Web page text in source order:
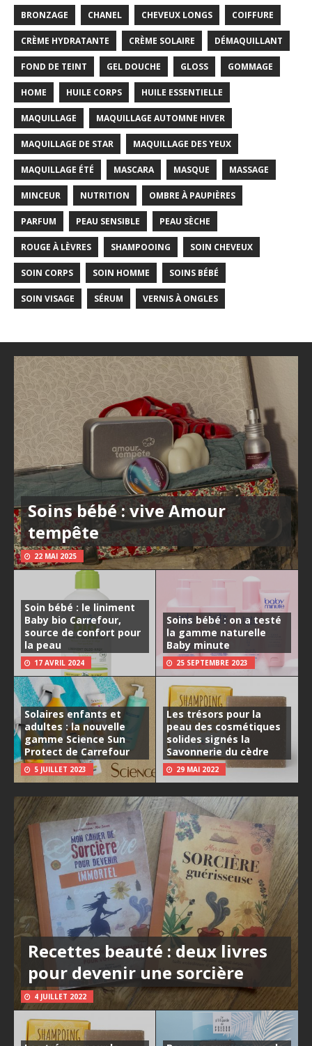
BRONZAGE CHANEL CHEVEUX LONGS COIFFURE
CRÈME HYDRATANTE CRÈME SOLAIRE DÉMAQUILLANT
FOND DE TEINT GEL DOUCHE GLOSS GOMMAGE
HOME HUILE CORPS HUILE ESSENTIELLE
MAQUILLAGE MAQUILLAGE AUTOMNE HIVER
MAQUILLAGE DE STAR MAQUILLAGE DES YEUX
MAQUILLAGE ÉTÉ MASCARA MASQUE MASSAGE
MINCEUR NUTRITION OMBRE À PAUPIÈRES
PARFUM PEAU SENSIBLE PEAU SÈCHE
ROUGE À LÈVRES SHAMPOOING SOIN CHEVEUX
SOIN CORPS SOIN HOMME SOINS BÉBÉ
SOIN VISAGE SÉRUM VERNIS À ONGLES
Soins bébé : vive Amour
tempête
22 MAI 2025
Soin bébé : le liniment
Baby bio Carrefour,
source de confort pour
la peau
17 AVRIL 2024
Soins bébé : on a testé
la gamme naturelle
Baby minute
25 SEPTEMBRE 2023
Solaires enfants et
adultes : la nouvelle
gamme Science Sun
Protect de Carrefour
5 JUILLET 2023
Les trésors pour la
peau des cosmétiques
solides signés la
Savonnerie du cèdre
29 MAI 2022
Recettes beauté : deux livres
pour devenir une sorcière
4 JUILLET 2022